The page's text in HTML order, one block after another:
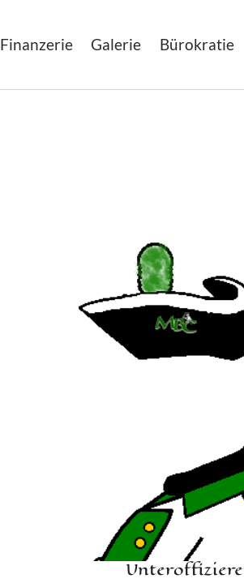
Finanzerie Galerie Bürokratie
Unteroffiziere